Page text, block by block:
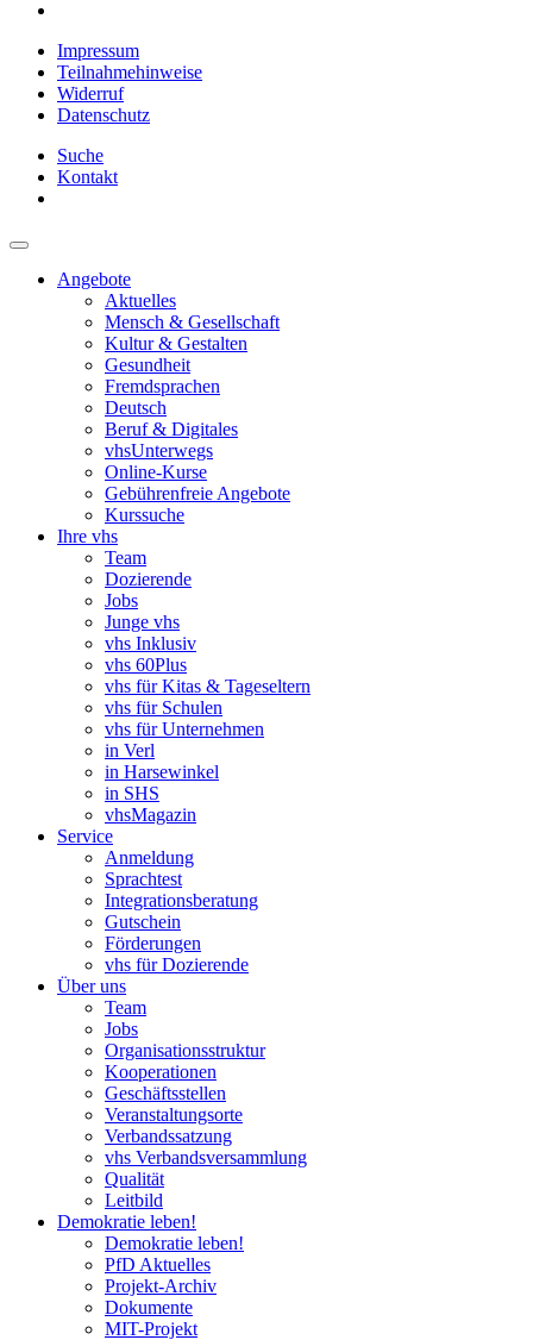
Impressum
Teilnahmehinweise
Widerruf
Datenschutz
Suche
Kontakt
Angebote
Aktuelles
Mensch & Gesellschaft
Kultur & Gestalten
Gesundheit
Fremdsprachen
Deutsch
Beruf & Digitales
vhsUnterwegs
Online-Kurse
Gebührenfreie Angebote
Kurssuche
Ihre vhs
Team
Dozierende
Jobs
Junge vhs
vhs Inklusiv
vhs 60Plus
vhs für Kitas & Tageseltern
vhs für Schulen
vhs für Unternehmen
in Verl
in Harsewinkel
in SHS
vhsMagazin
Service
Anmeldung
Sprachtest
Integrationsberatung
Gutschein
Förderungen
vhs für Dozierende
Über uns
Team
Jobs
Organisationsstruktur
Kooperationen
Geschäftsstellen
Veranstaltungsorte
Verbandssatzung
vhs Verbandsversammlung
Qualität
Leitbild
Demokratie leben!
Demokratie leben!
PfD Aktuelles
Projekt-Archiv
Dokumente
MIT-Projekt